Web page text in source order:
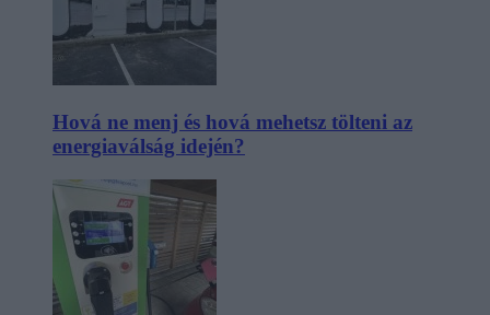
Hová ne menj és hová mehetsz tölteni az
energiaválság idején?